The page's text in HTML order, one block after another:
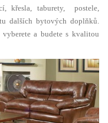
křesla, taburety, postele,
dalších bytových doplňků.
a budete s kvalitou